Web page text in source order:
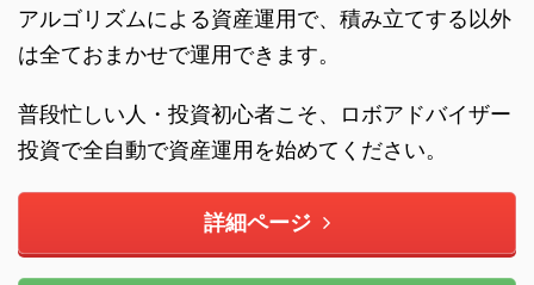
アルゴリズムによる資産運用で、積み立てする以外
は全ておまかせで運用できます。
普段忙しい人・投資初心者こそ、ロボアドバイザー
投資で全自動で資産運用を始めてください。
詳細ページ